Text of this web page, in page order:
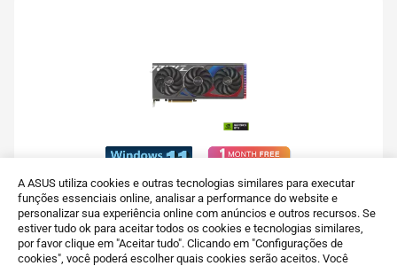
A ASUS utiliza cookies e outras tecnologias similares para executar
funções essenciais online, analisar a performance do website e
personalizar sua experiência online com anúncios e outros recursos. Se
estiver tudo ok para aceitar todos os cookies e tecnologias similares,
por favor clique em "Aceitar tudo". Clicando em "Configurações de
cookies", você poderá escolher quais cookies serão aceitos. Você
ROG Strix GeForce RTX™ 4060 8GB GDDR6
ROG Strix GeForce RTX™ 4060 8GB GDDR6 with
DLSS 3 and chart-topping thermal performance